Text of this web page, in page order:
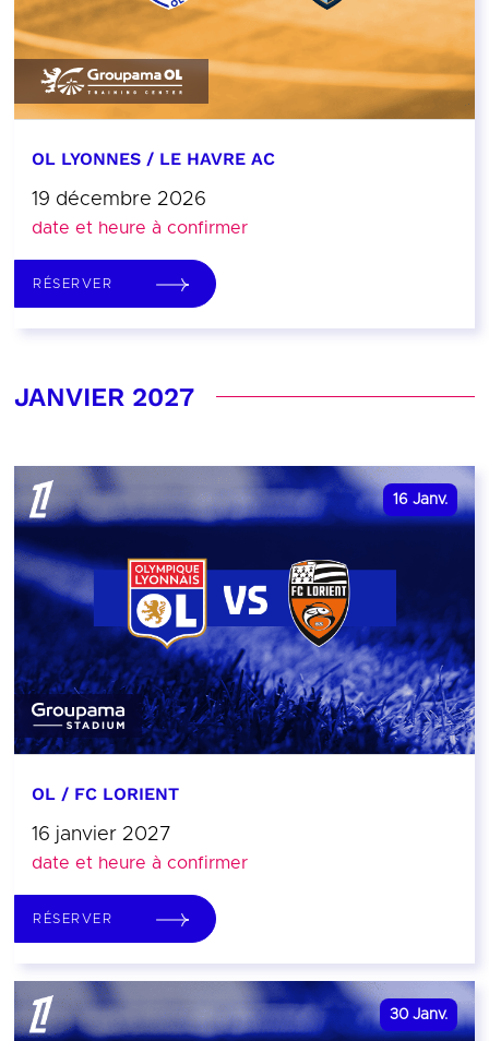
OL LYONNES / LE HAVRE AC
19 décembre 2026
date et heure à confirmer
RÉSERVER
JANVIER 2027
16 Janv.
OL / FC LORIENT
16 janvier 2027
date et heure à confirmer
RÉSERVER
30 Janv.